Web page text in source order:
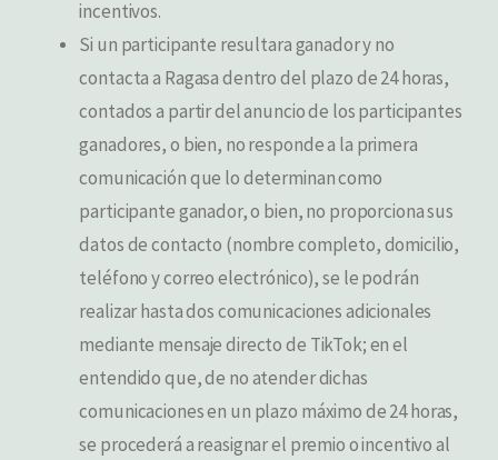
incentivos.
Si un participante resultara ganador y no
contacta a Ragasa dentro del plazo de 24 horas,
contados a partir del anuncio de los participantes
ganadores, o bien, no responde a la primera
comunicación que lo determinan como
participante ganador, o bien, no proporciona sus
datos de contacto (nombre completo, domicilio,
teléfono y correo electrónico), se le podrán
realizar hasta dos comunicaciones adicionales
mediante mensaje directo de TikTok; en el
entendido que, de no atender dichas
comunicaciones en un plazo máximo de 24 horas,
se procederá a reasignar el premio o incentivo al